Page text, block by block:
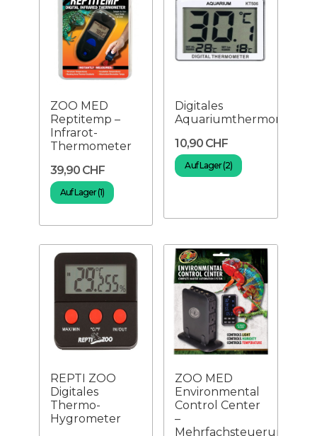
ZOO MED
Reptitemp –
Infrarot-
Thermometer
39,90 CHF
Auf Lager (1)
Digitales
Aquariumthermometer
10,90 CHF
Auf Lager (2)
REPTI ZOO
Digitales
Thermo-
Hygrometer
ZOO MED
Environmental
Control Center
–
Mehrfachsteuerung